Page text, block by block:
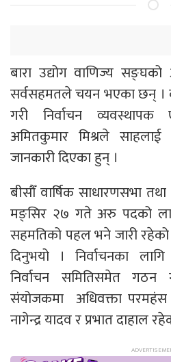
बारा उद्योग वाणिज्य
सर्वसहमतले चयन भएका छन् ।
गरी निर्वाचन
अमितकुमार मिश्रले साहलाई
जानकारी दिएका हुन् ।
बीसौँ वार्षिक साधारणसभा
मङ्सिर २७ गते अरु पदको
सहमतिको पहल भने जारी
दिनुभयो । निर्वाचनका
निर्वाचन समितिसमेत
संयोजकमा अधिवक्ता परमहंस
नागेन्द्र यादव र प्रभात दाहाल